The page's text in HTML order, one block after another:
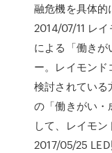
融危機を具体的
2014/07/11 レ
による「働きが
ー。レイモンド
検討されている
の「働きがい・
して、レイモ
2017/05/25 LED